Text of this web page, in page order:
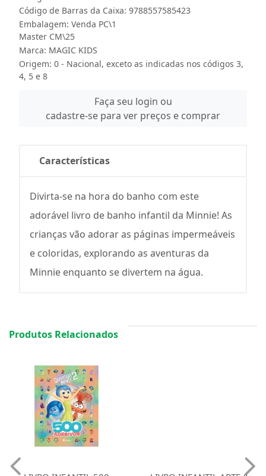
Código de Barras da Caixa: 9788557585423
Embalagem: Venda PC\1
Master CM\25
Marca: MAGIC KIDS
Origem: 0 - Nacional, exceto as indicadas nos códigos 3,
4, 5 e 8
Faça seu login ou
cadastre-se para ver preços e comprar
Características
Divirta-se na hora do banho com este
adorável livro de banho infantil da Minnie! As
crianças vão adorar as páginas impermeáveis
e coloridas, explorando as aventuras da
Minnie enquanto se divertem na água.
Produtos Relacionados